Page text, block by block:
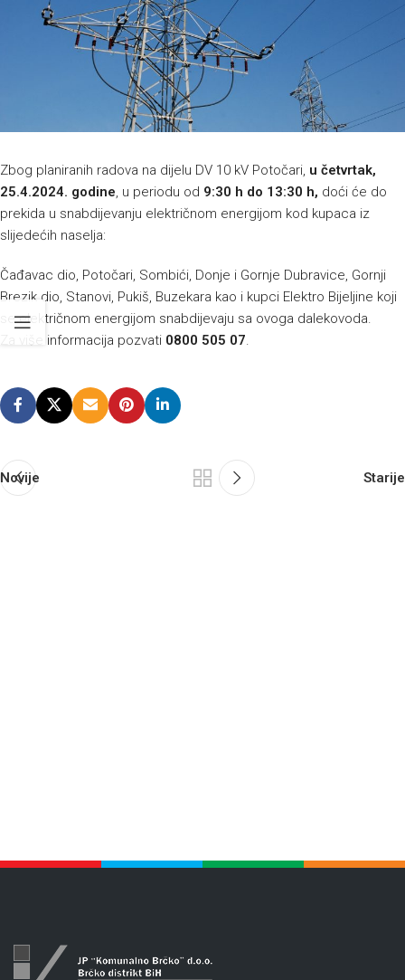
Zbog planiranih radova na dijelu DV 10 kV Potočari, u četvrtak,
25.4.2024. godine, u periodu od 9:30 h do 13:30 h, doći će do
prekida u snabdijevanju električnom energijom kod kupaca iz
slijedećih naselja:
Čađavac dio, Potočari, Sombići, Donje i Gornje Dubravice, Gornji
Brezik dio, Stanovi, Pukiš, Buzekara kao i kupci Elektro Bijeljine koji
se električnom energijom snabdijevaju sa ovoga dalekovoda.
Za više informacija pozvati 0800 505 07.
Novije Starije